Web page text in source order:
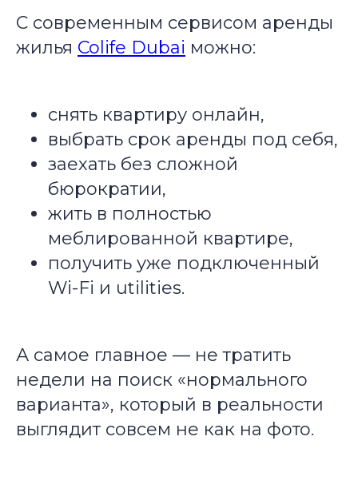
С современным сервисом аренды
жилья Colife Dubai можно:
снять квартиру онлайн,
выбрать срок аренды под себя,
заехать без сложной
бюрократии,
жить в полностью
меблированной квартире,
получить уже подключенный
Wi-Fi и utilities.
А самое главное — не тратить
недели на поиск «нормального
варианта», который в реальности
выглядит совсем не как на фото.